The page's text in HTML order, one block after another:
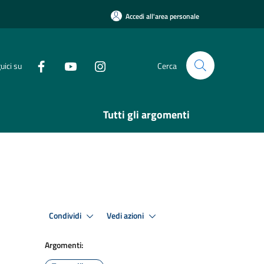
Accedi all'area personale
su Cerca
Tutti gli argomenti
Condividi Vedi azioni
Argomenti: